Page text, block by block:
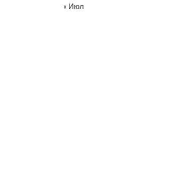
« Июл